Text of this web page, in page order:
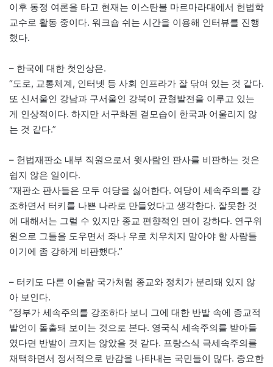
이후 동정 여론을 타고 현재는 이스탄불 마르마라대에서 헌법학
교수로 활동 중이다. 워크숍 쉬는 시간을 이용해 인터뷰를 진행
했다.
– 한국에 대한 첫인상은.
“도로, 교통체계, 인터넷 등 사회 인프라가 잘 닦여 있는 것 같다.
또 신서울인 강남과 구서울인 강북이 균형발전을 이루고 있는
게 인상적이다. 하지만 서구화된 겉모습이 한국과 어울리지 않
는 것 같다.”
– 헌법재판소 내부 직원으로서 윗사람인 판사를 비판하는 것은
쉽지 않은 일이다.
“재판소 판사들은 모두 여당을 싫어한다. 여당이 세속주의를 강
조하면서 터키를 나쁜 나라로 만들었다고 생각한다. 잘못한 것
에 대해서는 그럴 수 있지만 종교 편향적인 면이 강하다. 연구위
원으로 그들을 도우면서 좌나 우로 치우치지 말아야 할 사람들
이기에 좀 강하게 비판했다.”
– 터키도 다른 이슬람 국가처럼 종교와 정치가 분리돼 있지 않
아 보인다.
“정부가 세속주의를 강조하다 보니 그에 대한 반발 속에 종교적
발언이 돌출돼 보이는 것으로 본다. 영국식 세속주의를 받아들
였다면 반발이 크지는 않았을 것 같다. 프랑스식 극세속주의를
채택하면서 정서적으로 반감을 나타내는 국민들이 많다. 중요한